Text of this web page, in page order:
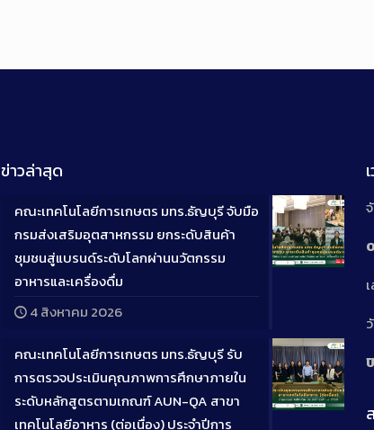
ข่าวล่าสุด
Long
คณะเทคโนโลยีการเกษตร มทร.ธัญบุรี จับมือ
กรมส่งเสริมอุตสาหกรรม ยกระดับสินค้า
ชุมชนสู่แบรนด์ระดับโลกผ่านนวัตกรรม
อาหารและเครื่องดื่ม
4 สิงหาคม 2026
Long
คณะเทคโนโลยีการเกษตร มทร.ธัญบุรี รับ
การตรวจประเมินคุณภาพการศึกษาภายใน
ระดับหลักสูตรตามเกณฑ์ AUN-QA สาขา
เทคโนโลยีอาหาร (ต่อเนื่อง) ประจำปีการ